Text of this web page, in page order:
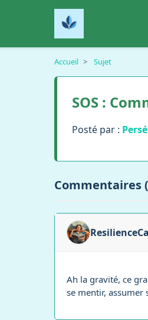
Accueil > Sujet
SOS :
Posté par :
Commentaires
Ah la gravité, ce
se mentir, assumer